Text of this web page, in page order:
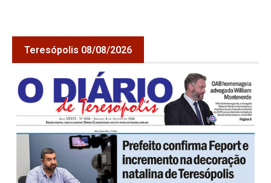
Teresópolis 08/08/2026